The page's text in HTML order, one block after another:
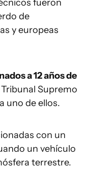
fueron
de
y europeas
a 12 años de
Supremo
uno de ellos.
con un
un vehículo
terrestre.